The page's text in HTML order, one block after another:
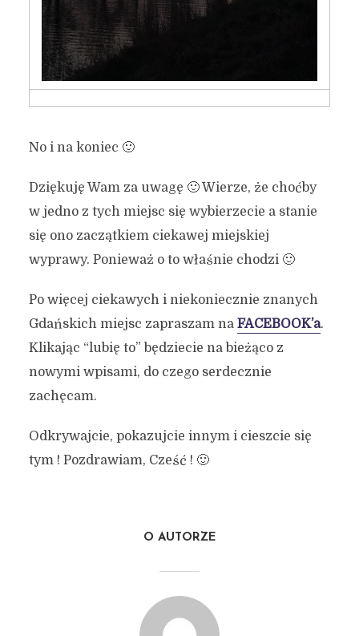
No i na koniec 🙂
Dziękuję Wam za uwagę 🙂 Wierze, że choćby
w jedno z tych miejsc się wybierzecie a stanie
się ono zaczątkiem ciekawej miejskiej
wyprawy. Ponieważ o to właśnie chodzi 🙂
Po więcej ciekawych i niekoniecznie znanych
Gdańskich miejsc zapraszam na FACEBOOK’a.
Klikając “lubię to” będziecie na bieżąco z
nowymi wpisami, do czego serdecznie
zachęcam.
Odkrywajcie, pokazujcie innym i cieszcie się
tym ! Pozdrawiam, Cześć ! 🙂
O AUTORZE